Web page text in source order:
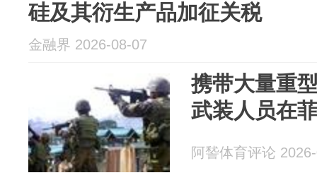
硅及其衍生产品加征关税
金融界 2026-08-07
携带大量重
武装人员在
阿諬体育评论